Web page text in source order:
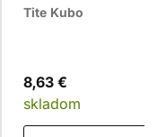
sista
Tite Kubo
8,63 €
skladom